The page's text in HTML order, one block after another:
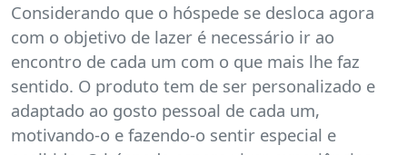
Considerando que o hóspede se desloca agora
com o objetivo de lazer é necessário ir ao
encontro de cada um com o que mais lhe faz
sentido. O produto tem de ser personalizado e
adaptado ao gosto pessoal de cada um,
motivando-o e fazendo-o sentir especial e